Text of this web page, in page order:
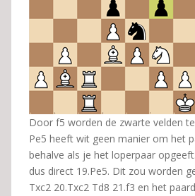
Door f5 worden de zwarte velden
Pe5 heeft wit geen manier om het
behalve als je het loperpaar
dus direct 19.Pe5. Dit zou worden
Txc2 20.Txc2 Td8 21.f3 en het